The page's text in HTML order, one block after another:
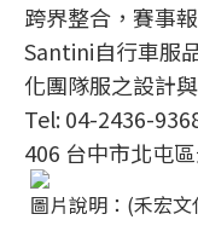
跨界整合，賽事
Santini自行車服
化團隊服之設計
Tel: 04-2436-
406 台中市北屯
圖片說明：(禾宏文